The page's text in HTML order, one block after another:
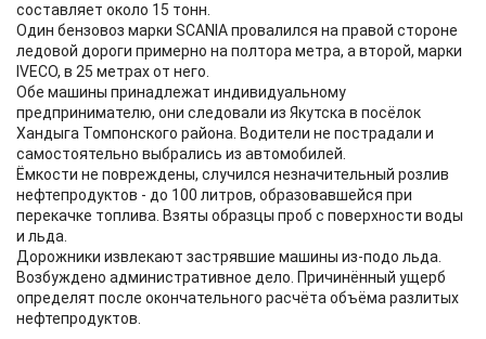
составляет около 15 тонн.
Один бензовоз марки SCANIA провалился на правой стороне
ледовой дороги примерно на полтора метра, а второй, марки
IVECO, в 25 метрах от него.
Обе машины принадлежат индивидуальному
предпринимателю, они следовали из Якутска в посёлок
Хандыга Томпонского района. Водители не пострадали и
самостоятельно выбрались из автомобилей.
Ёмкости не повреждены, случился незначительный розлив
нефтепродуктов - до 100 литров, образовавшейся при
перекачке топлива. Взяты образцы проб с поверхности воды
и льда.
Дорожники извлекают застрявшие машины из-подо льда.
Возбуждено административное дело. Причинённый ущерб
определят после окончательного расчёта объёма разлитых
нефтепродуктов.